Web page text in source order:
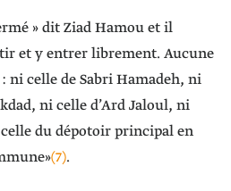
» dit Ziad Hamou et il
et y entrer librement. Aucune
: ni celle de Sabri Hamadeh, ni
ni celle d’Ard Jaloul, ni
celle du dépotoir principal en
(7).